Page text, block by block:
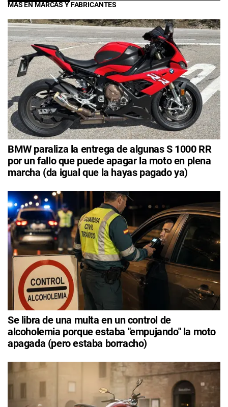
MÁS EN MARCAS Y FABRICANTES
BMW paraliza la entrega de algunas S 1000 RR
por un fallo que puede apagar la moto en plena
marcha (da igual que la hayas pagado ya)
Se libra de una multa en un control de
alcoholemia porque estaba "empujando" la moto
apagada (pero estaba borracho)